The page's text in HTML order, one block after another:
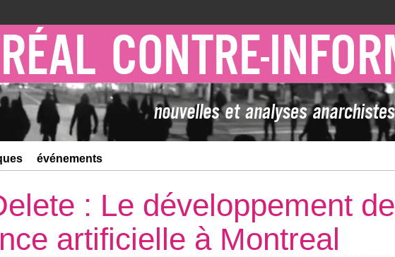
événements
: Le développement de
artificielle à Montreal